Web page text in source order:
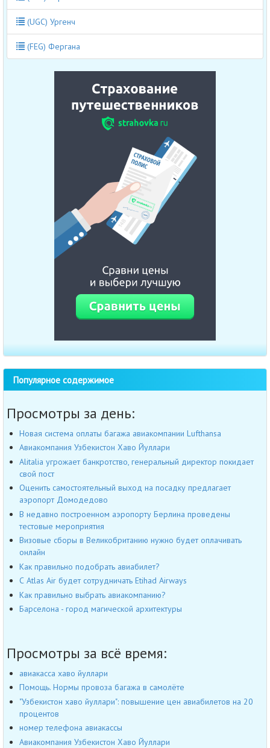
(UGC) Ургенч
(FEG) Фергана
Популярное содержимое
Просмотры за день:
Новая система оплаты багажа авиакомпании Lufthansa
Авиакомпания Узбекистон Хаво Йуллари
Alitalia угрожает банкротство, генеральный директор покидает
свой пост
Оценить самостоятельный выход на посадку предлагает
аэропорт Домодедово
В недавно построенном аэропорту Берлина проведены
тестовые мероприятия
Визовые сборы в Великобританию нужно будет оплачивать
онлайн
Как правильно подобрать авиабилет?
С Atlas Air будет сотрудничать Etihad Airways
Как правильно выбрать авиакомпанию?
Барселона - город магической архитектуры
Просмотры за всё время:
авиакасса хаво йуллари
Помощь. Нормы провоза багажа в самолёте
"Узбекистон хаво йуллари": повышение цен авиабилетов на 20
процентов
номер телефона авиакассы
Авиакомпания Узбекистон Хаво Йуллари